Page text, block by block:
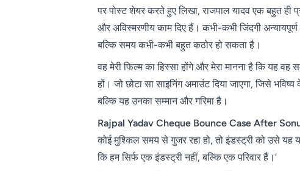
पर पोस्ट शेयर करते हुए लिखा, राजपाल यादव एक बहुत ही
और अविस्मरणीय काम दिए हैं। कभी-कभी जिंदगी
बल्कि समय कभी-कभी बहुत कठोर हो सकता है।
वह मेरी फिल्म का हिस्सा होंगे और मेरा मानना है कि यह
हों। जो छोटा सा साइनिंग अमाउंट दिया जाएगा, जिसे
बल्कि यह उनका सम्मान और गरिमा है।
Rajpal Yadav Cheque Bounce Case After
कोई मुश्किल समय से गुजर रहा हो, तो इंडस्ट्री को उसे यह
कि हम सिर्फ एक इंडस्ट्री नहीं, बल्कि एक परिवार हैं।’